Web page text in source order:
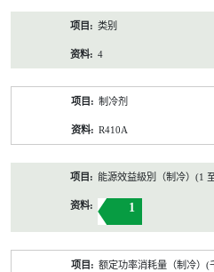
类别
4
制冷剂
R410A
能源效益級別（制冷）(1
1
额定功率消耗量（制冷）(